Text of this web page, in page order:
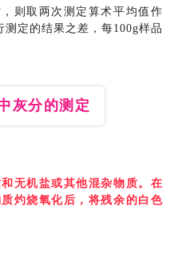
则取两次测定算术平均值作
定的结果之差，每100g样品
灰分的测定
无机盐或其他混杂物质。在
灼烧氧化后，将残余的白色